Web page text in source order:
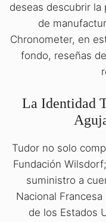
deseas descubrir la
de
Chronometer, en
fondo, reseñas
La Identidad
Tudor no solo
Fundación
suministro a
Nacional
de los Estados